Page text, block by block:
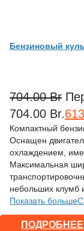
Бензиновый
704.00Br
704.00 Br.
Компактный
Оснащен
охлаждением,
Максимальная
небольших клумб
Показать больше
ПОДРОБНЕЕ